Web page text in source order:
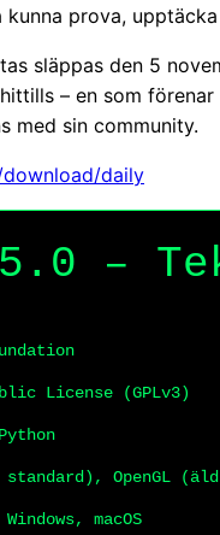
prova,
släppas den 5
– en som
med sin community.
daily
–
License (GPLv3)
OpenGL
macOS